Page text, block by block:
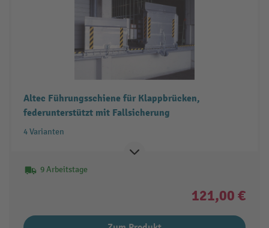
Altec Führungsschiene für Klappbrücken,
federunterstützt mit Fallsicherung
4 Varianten
9 Arbeitstage
121,00 €